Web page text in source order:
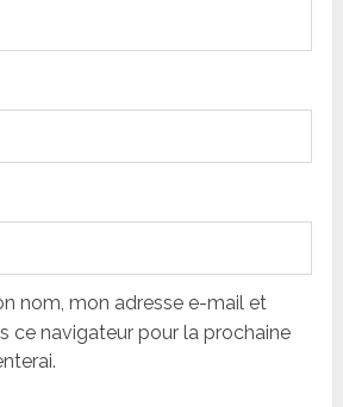
nom, mon adresse e-mail et
ce navigateur pour la prochaine